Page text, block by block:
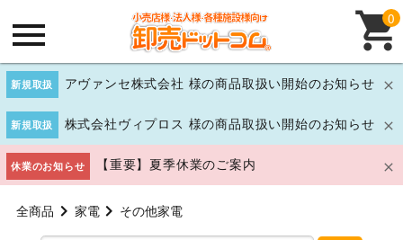
新規取扱 アヴァンセ株式会社 様の商品取扱い開始のお知らせ
新規取扱 株式会社ヴィプロス 様の商品取扱い開始のお知らせ
休業のお知らせ 【重要】夏季休業のご案内
0
全商品 家電 その他家電